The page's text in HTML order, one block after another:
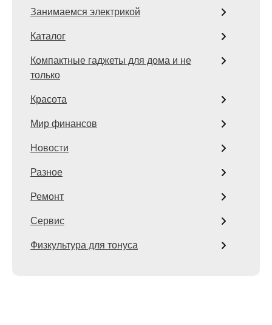
Занимаемся электрикой
Каталог
Компактные гаджеты для дома и не
только
Красота
Мир финансов
Новости
Разное
Ремонт
Сервис
Физкультура для тонуса